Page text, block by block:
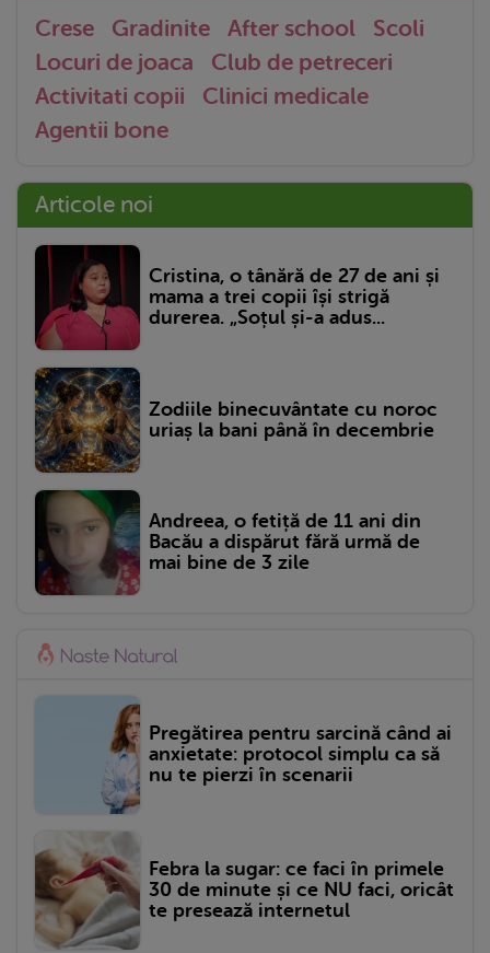
Crese Gradinite After school
Scoli
Locuri de joaca
Club de petreceri
Activitati copii
Clinici medicale
Agentii bone
Articole noi
Cristina, o tânără de 27 de ani și
mama a trei copii își strigă
durerea. „Soțul și-a adus...
Zodiile binecuvântate cu noroc
uriaș la bani până în decembrie
Andreea, o fetiță de 11 ani din
Bacău a dispărut fără urmă de
mai bine de 3 zile
Pregătirea pentru sarcină când ai
anxietate: protocol simplu ca să
nu te pierzi în scenarii
Febra la sugar: ce faci în primele
30 de minute și ce NU faci, oricât
te presează internetul